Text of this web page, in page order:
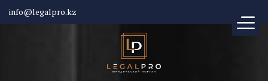
info@legalpro.kz